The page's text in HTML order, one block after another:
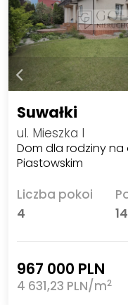
Suwałki
ul. Mieszka I
Dom dla rodziny na
Piastowskim
Liczba pokoi
4
967 000 PLN
4 631,23 PLN/m2